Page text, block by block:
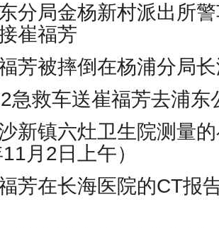
分局金杨新村派出所
崔福芳
芳被摔倒在杨浦分局
急救车送崔福芳去浦东
新镇六灶卫生院测量
11月2日上午）
芳在长海医院的CT报